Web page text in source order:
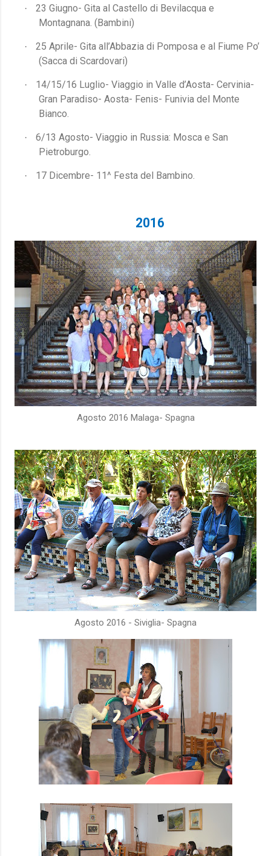
·
23 Giugno- Gita al Castello di Bevilacqua e
Montagnana. (Bambini)
·
25 Aprile- Gita all’Abbazia di Pomposa e al Fiume Po’
(Sacca di Scardovari)
·
14/15/16 Luglio- Viaggio in Valle d’Aosta- Cervinia-
Gran Paradiso- Aosta- Fenis- Funivia del Monte
Bianco.
·
6/13 Agosto- Viaggio in Russia: Mosca e San
Pietroburgo.
· 17 Dicembre- 11^ Festa del Bambino.
2016
Agosto 2016 Malaga- Spagna
Agosto 2016 - Siviglia- Spagna